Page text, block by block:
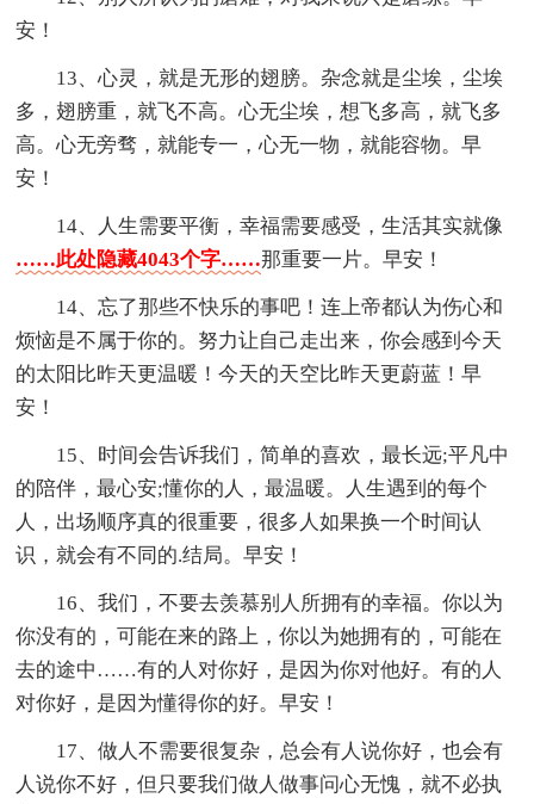
安！
13、心灵，就是无形的翅膀。杂念就是尘埃，尘埃
多，翅膀重，就飞不高。心无尘埃，想飞多高，就飞多
高。心无旁骛，就能专一，心无一物，就能容物。早
安！
14、人生需要平衡，幸福需要感受，生活其实就像
……此处隐藏4043个字……那重要一片。早安！
14、忘了那些不快乐的事吧！连上帝都认为伤心和
烦恼是不属于你的。努力让自己走出来，你会感到今天
的太阳比昨天更温暖！今天的天空比昨天更蔚蓝！早
安！
15、时间会告诉我们，简单的喜欢，最长远;平凡中
的陪伴，最心安;懂你的人，最温暖。人生遇到的每个
人，出场顺序真的很重要，很多人如果换一个时间认
识，就会有不同的.结局。早安！
16、我们，不要去羡慕别人所拥有的幸福。你以为
你没有的，可能在来的路上，你以为她拥有的，可能在
去的途中……有的人对你好，是因为你对他好。有的人
对你好，是因为懂得你的好。早安！
17、做人不需要很复杂，总会有人说你好，也会有
人说你不好，但只要我们做人做事问心无愧，就不必执